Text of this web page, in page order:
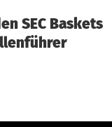
SEC Baskets